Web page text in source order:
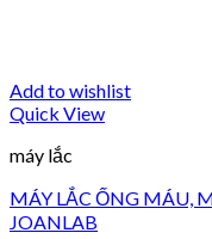
Add to wishlist
Quick View
máy lắc
MÁY LẮC ỐNG MÁU,
JOANLAB